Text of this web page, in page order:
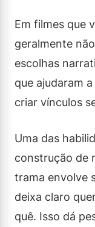
Em filmes que
geralmente
escolhas
que ajudaram
criar vínculos
Uma das
construção de
trama envolve
deixa claro
quê. Isso dá